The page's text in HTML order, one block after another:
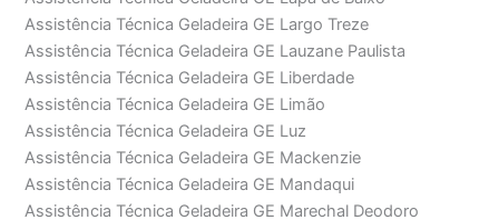
Assistência Técnica Geladeira GE Largo Treze
Assistência Técnica Geladeira GE Lauzane Paulista
Assistência Técnica Geladeira GE Liberdade
Assistência Técnica Geladeira GE Limão
Assistência Técnica Geladeira GE Luz
Assistência Técnica Geladeira GE Mackenzie
Assistência Técnica Geladeira GE Mandaqui
Assistência Técnica Geladeira GE Marechal Deodoro